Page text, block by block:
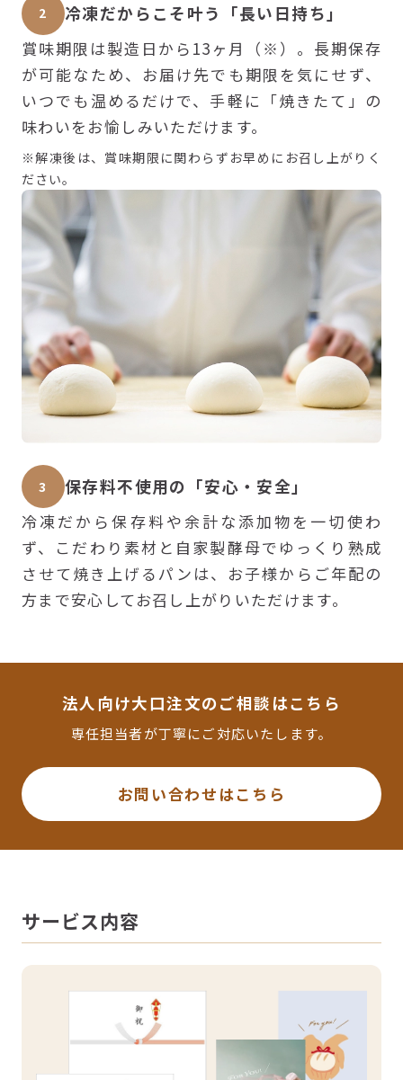
2
冷凍だからこそ叶う「長い日持ち」
賞味期限は製造日から13ヶ月（※）。長期保存
が可能なため、お届け先でも期限を気にせず、
いつでも温めるだけで、手軽に「焼きたて」の
味わいをお愉しみいただけます。
※解凍後は、賞味期限に関わらずお早めにお召し上がりく
ださい。
3
保存料不使用の「安心・安全」
冷凍だから保存料や余計な添加物を一切使わ
ず、こだわり素材と自家製酵母でゆっくり熟成
させて焼き上げるパンは、お子様からご年配の
方まで安心してお召し上がりいただけます。
法人向け大口注文のご相談はこちら
専任担当者が丁寧にご対応いたします。
お問い合わせはこちら
サービス内容